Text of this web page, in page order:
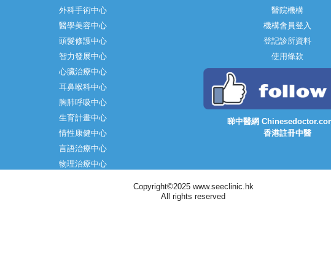
外科手術中心
醫學美容中心
頭髮修護中心
智力發展中心
心臟治療中心
耳鼻喉科中心
胸肺呼吸中心
生育計畫中心
情性康健中心
言語治療中心
物理治療中心
醫院機構
機構會員登入
登記診所資料
使用條款
睇中醫網
香港註冊中醫
Copyright©2025 www.seeclinic.hk
All rights reserved